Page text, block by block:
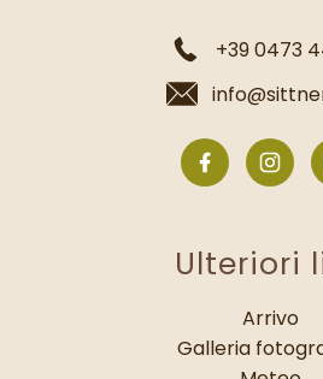
+39 0473
Ulteriori
Arrivo
Galleria